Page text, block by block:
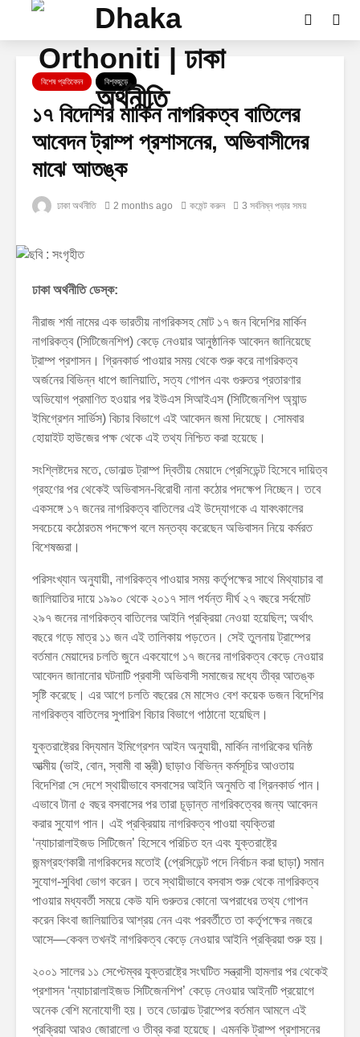
বিশেষ প্রতিবেদন বিশ্বজুড়ে
১৭ বিদেশির মার্কিন নাগরিকত্ব বাতিলের
আবেদন ট্রাম্প প্রশাসনের, অভিবাসীদের
মাঝে আতঙ্ক
ঢাকা অর্থনীতি 2 months ago কমেন্ট করুন 3 সর্বনিম্ন পড়ার সময়
ঢাকা অর্থনীতি ডেস্ক:
নীরাজ শর্মা নামের এক ভারতীয় নাগরিকসহ মোট ১৭ জন বিদেশির মার্কিন
নাগরিকত্ব (সিটিজেনশিপ) কেড়ে নেওয়ার আনুষ্ঠানিক আবেদন জানিয়েছে
ট্রাম্প প্রশাসন। গ্রিনকার্ড পাওয়ার সময় থেকে শুরু করে নাগরিকত্ব
অর্জনের বিভিন্ন ধাপে জালিয়াতি, সত্য গোপন এবং গুরুতর প্রতারণার
অভিযোগ প্রমাণিত হওয়ার পর ইউএস সিআইএস (সিটিজেনশিপ অ্যান্ড
ইমিগ্রেশন সার্ভিস) বিচার বিভাগে এই আবেদন জমা দিয়েছে। সোমবার
হোয়াইট হাউজের পক্ষ থেকে এই তথ্য নিশ্চিত করা হয়েছে।
সংশ্লিষ্টদের মতে, ডোনাল্ড ট্রাম্প দ্বিতীয় মেয়াদে প্রেসিডেন্ট হিসেবে দায়িত্ব
গ্রহণের পর থেকেই অভিবাসন-বিরোধী নানা কঠোর পদক্ষেপ নিচ্ছেন। তবে
একসঙ্গে ১৭ জনের নাগরিকত্ব বাতিলের এই উদ্যোগকে এ যাবৎকালের
সবচেয়ে কঠোরতম পদক্ষেপ বলে মন্তব্য করেছেন অভিবাসন নিয়ে কর্মরত
বিশেষজ্ঞরা।
পরিসংখ্যান অনুযায়ী, নাগরিকত্ব পাওয়ার সময় কর্তৃপক্ষের সাথে মিথ্যাচার বা
জালিয়াতির দায়ে ১৯৯০ থেকে ২০১৭ সাল পর্যন্ত দীর্ঘ ২৭ বছরে সর্বমোট
২৯৭ জনের নাগরিকত্ব বাতিলের আইনি প্রক্রিয়া নেওয়া হয়েছিল; অর্থাৎ
বছরে গড়ে মাত্র ১১ জন এই তালিকায় পড়তেন। সেই তুলনায় ট্রাম্পের
বর্তমান মেয়াদের চলতি জুনে একযোগে ১৭ জনের নাগরিকত্ব কেড়ে নেওয়ার
আবেদন জানানোর ঘটনাটি প্রবাসী অভিবাসী সমাজের মধ্যে তীব্র আতঙ্ক
সৃষ্টি করেছে। এর আগে চলতি বছরের মে মাসেও বেশ কয়েক ডজন বিদেশির
নাগরিকত্ব বাতিলের সুপারিশ বিচার বিভাগে পাঠানো হয়েছিল।
যুক্তরাষ্ট্রের বিদ্যমান ইমিগ্রেশন আইন অনুযায়ী, মার্কিন নাগরিকের ঘনিষ্ঠ
আত্মীয় (ভাই, বোন, স্বামী বা স্ত্রী) ছাড়াও বিভিন্ন কর্মসূচির আওতায়
বিদেশিরা সে দেশে স্থায়ীভাবে বসবাসের আইনি অনুমতি বা গ্রিনকার্ড পান।
এভাবে টানা ৫ বছর বসবাসের পর তারা চূড়ান্ত নাগরিকত্বের জন্য আবেদন
করার সুযোগ পান। এই প্রক্রিয়ায় নাগরিকত্ব পাওয়া ব্যক্তিরা
‘ন্যাচারালাইজড সিটিজেন’ হিসেবে পরিচিত হন এবং যুক্তরাষ্ট্রে
জন্মগ্রহণকারী নাগরিকদের মতোই (প্রেসিডেন্ট পদে নির্বাচন করা ছাড়া) সমান
সুযোগ-সুবিধা ভোগ করেন। তবে স্থায়ীভাবে বসবাস শুরু থেকে নাগরিকত্ব
পাওয়ার মধ্যবর্তী সময়ে কেউ যদি গুরুতর কোনো অপরাধের তথ্য গোপন
করেন কিংবা জালিয়াতির আশ্রয় নেন এবং পরবর্তীতে তা কর্তৃপক্ষের নজরে
আসে—কেবল তখনই নাগরিকত্ব কেড়ে নেওয়ার আইনি প্রক্রিয়া শুরু হয়।
২০০১ সালের ১১ সেপ্টেম্বর যুক্তরাষ্ট্রে সংঘটিত সন্ত্রাসী হামলার পর থেকেই
প্রশাসন ‘ন্যাচারালাইজড সিটিজেনশিপ’ কেড়ে নেওয়ার আইনটি প্রয়োগে
অনেক বেশি মনোযোগী হয়। তবে ডোনাল্ড ট্রাম্পের বর্তমান আমলে এই
প্রক্রিয়া আরও জোরালো ও তীব্র করা হয়েছে। এমনকি ট্রাম্প প্রশাসনের